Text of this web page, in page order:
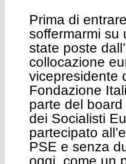
Prima di
soffermarmi su
state poste
collocazione
vicepresidente
Fondazione
parte del
dei Socialisti
partecipato
PSE e senza
oggi, come un